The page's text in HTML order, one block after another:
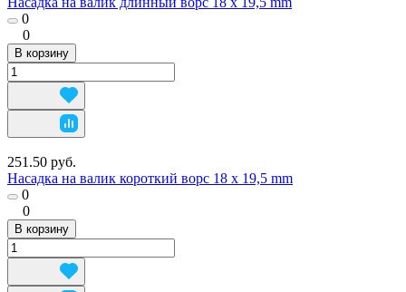
0
0
В корзину
251.50 руб.
Насадка на валик короткий ворс 18 х 19,5 mm
0
0
В корзину